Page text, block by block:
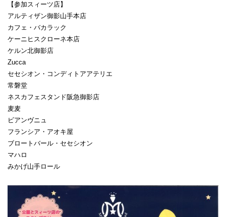
【参加スィーツ店】
アルティザン御影山手本店
カフェ・バカラック
ケーニヒスクローネ本店
ケルン北御影店
Zucca
セセシオン・コンディトアアテリエ
常磐堂
ネスカフェスタンド阪急御影店
麦麦
ビアンヴニュ
フランシア・アオキ屋
ブロートバール・セセシオン
マハロ
みかげ山手ロール